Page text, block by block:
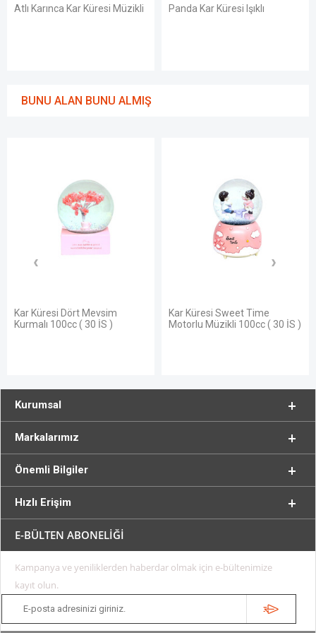
Atlı Karınca Kar Küresi Müzikli Panda Kar Küresi Işıklı
BUNU ALAN BUNU ALMIŞ
Kar Küresi Dört Mevsim
Kurmalı 100cc ( 30 İS )
Kar Küresi Sweet Time
Motorlu Müzikli 100cc ( 30 İS )
Kurumsal
Markalarımız
Önemli Bilgiler
Hızlı Erişim
E-BÜLTEN ABONELİĞİ
Kampanya ve yeniliklerden haberdar olmak için e-bültenimize
kayıt olun.